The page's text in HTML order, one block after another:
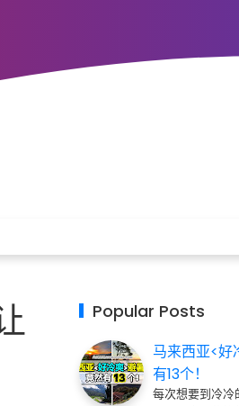
Popular Posts
马来西亚<好
有13个！
每次想要到冷冷